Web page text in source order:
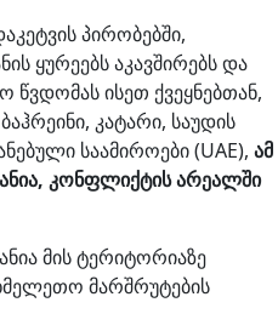
პირობებში,
ყურეებს აკავშირებს და
ისეთ ქვეყნებთან,
კატარი, საუდის
საამიროები (UAE), ამ
კონფლიქტის არეალში
მის ტერიტორიაზე
მარშრუტების